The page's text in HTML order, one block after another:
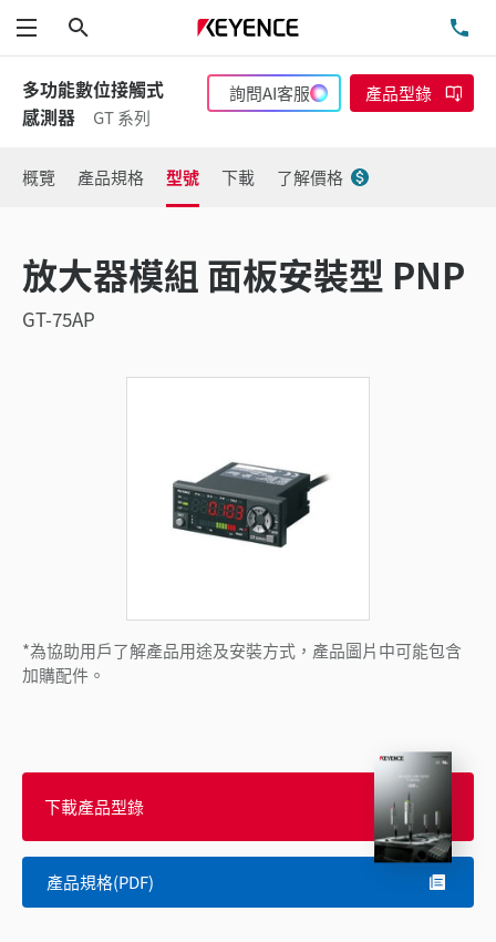
功能表
多功能數位接觸式
感測器
GT 系列
詢問AI客服 產品型錄
概覽 產品規格 型號 下載 了解價格
放大器模組 面板安裝型 PNP
GT-75AP
*為協助用戶了解產品用途及安裝方式，產品圖片中可能包含
加購配件。
下載產品型錄
產品規格(PDF)